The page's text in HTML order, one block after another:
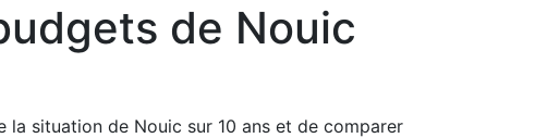
de Nouic
la situation de Nouic sur 10 ans et de comparer